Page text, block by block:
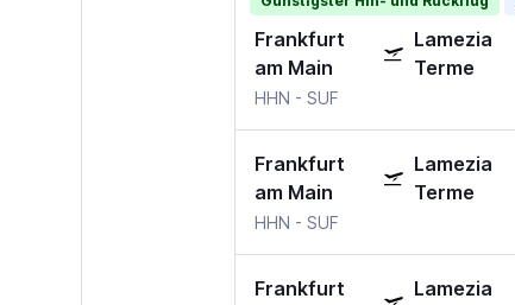
Frankfurt
am Main
Lamezia
Terme
HHN - SUF
Frankfurt
am Main
Lamezia
Terme
HHN - SUF
Frankfurt
Lamezia